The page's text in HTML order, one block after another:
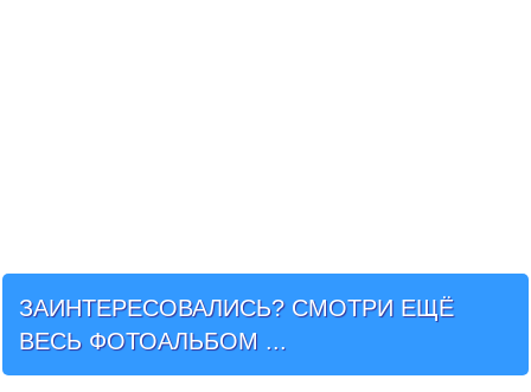
ЗАИНТЕРЕСОВАЛИСЬ? СМОТРИ ЕЩЁ
ВЕСЬ ФОТОАЛЬБОМ ...